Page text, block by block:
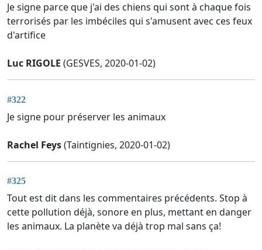
Je signe parce que j'ai des chiens qui sont à chaque fois
terrorisés par les imbéciles qui s'amusent avec ces feux
d'artifice
Luc RIGOLE (GESVES, 2020-01-02)
#322
Je signe pour préserver les animaux
Rachel Feys(Taintignies, 2020-01-02)
#325
Tout est dit dans les commentaires précédents. Stop à
cette pollution déjà, sonore en plus, mettant en danger
les animaux. La planète va déjà trop mal sans ça!